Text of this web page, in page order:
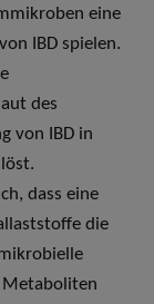
eine
IBD spielen.
des
von IBD in
dass eine
die
Metaboliten